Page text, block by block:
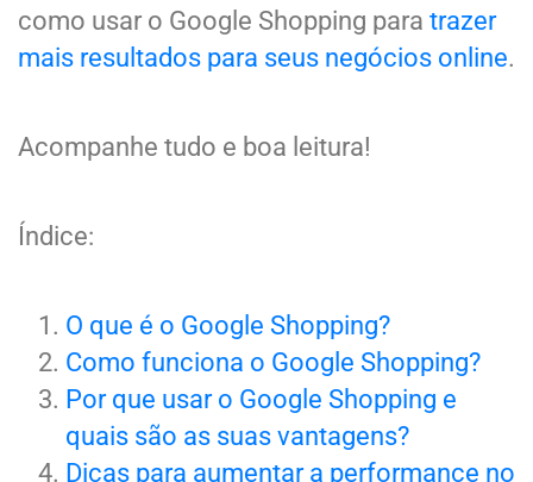
como usar o Google Shopping para trazer
mais resultados para seus negócios online.
Acompanhe tudo e boa leitura!
Índice:
O que é o Google Shopping?
Como funciona o Google Shopping?
Por que usar o Google Shopping e
quais são as suas vantagens?
Dicas para aumentar a performance no